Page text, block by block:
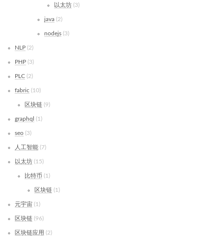
以太坊 3
java 2
nodejs 3
NLP 2
PHP 3
PLC 2
fabric 10
区块链 9
graphql 1
seo 3
人工智能 7
以太坊 15
比特币 1
区块链 1
元宇宙 1
区块链 96
区块链应用 2